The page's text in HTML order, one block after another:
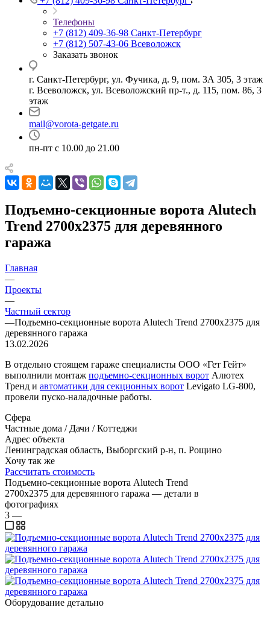
Телефоны
+7 (812) 409-36-98 Санкт-Петербург
+7 (812) 507-43-06 Всеволожск
Заказать звонок
г. Санкт-Петербург, ул. Фучика, д. 9, пом. 3А 305, 3 этаж
г. Всеволожск, ул. Всеволожский пр-т., д. 115, пом. 86, 3
этаж
mail@vorota-getgate.ru
пн-пт c 10.00 до 21.00
Подъемно-секционные ворота Alutech
Trend 2700х2375 для деревянного
гаража
Главная
—
Проекты
—
Частный сектор
—Подъемно-секционные ворота Alutech Trend 2700х2375 для
деревянного гаража
13.02.2026
В отдельно стоящем гараже специалисты ООО «Гет Гейт»
выполнили монтаж подъемно-секционных ворот Алютех
Тренд и автоматики для секционных ворот Levigato LG-800,
провели пуско-наладочные работы.
Сфера
Частные дома / Дачи / Коттеджи
Адрес объекта
Ленинградская область, Выборгский р-н, п. Рощино
Хочу так же
Рассчитать стоимость
Подъемно-секционные ворота Alutech Trend
2700х2375 для деревянного гаража — детали в
фотографиях
3 —
Оборудование детально